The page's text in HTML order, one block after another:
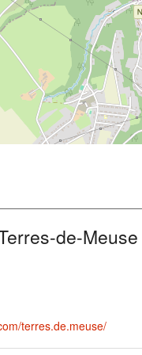
de-Meuse
terres.de.meuse/